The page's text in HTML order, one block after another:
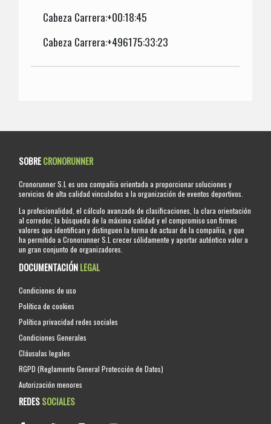
Cabeza Carrera:+00:18:45
Cabeza Carrera:+496175:33:23
SOBRECRONORUNNER
Cronorunner S.L es una compañia orientada a proporcionar soluciones y
servicios de alta calidad vinculados a la organización de eventos deportivos.
La profesionalidad, el cálculo avanzado de clasificaciones, la clara orientación
al corredor, la búsqueda de la máxima calidad y el compromiso son firmes
valores que identifican y distinguen la forma de actuar de la compañia, y que
ha permitido a Cronorunner S.L crecer sólidamente y aportar auténtico valor a
un gran conjunto de organizadores.
DOCUMENTACIÓNLEGAL
Condiciones de uso
Política de cookies
Política privacidad redes sociales
Condiciones Generales
Cláusulas legales
RGPD (Reglamento General Protección de Datos)
Autorización menores
REDESSOCIALES